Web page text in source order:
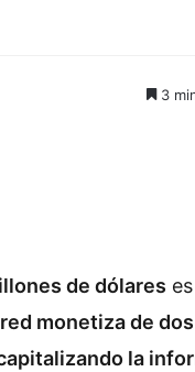
3
de dólares
red monetiza de
la